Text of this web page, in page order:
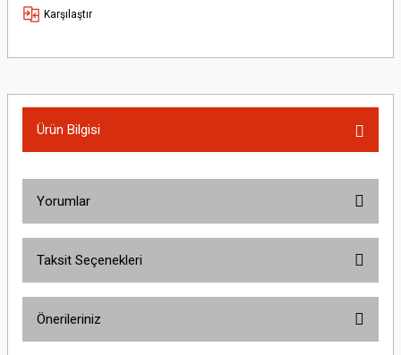
Karşılaştır
Ürün Bilgisi
Yorumlar
Taksit Seçenekleri
Önerileriniz